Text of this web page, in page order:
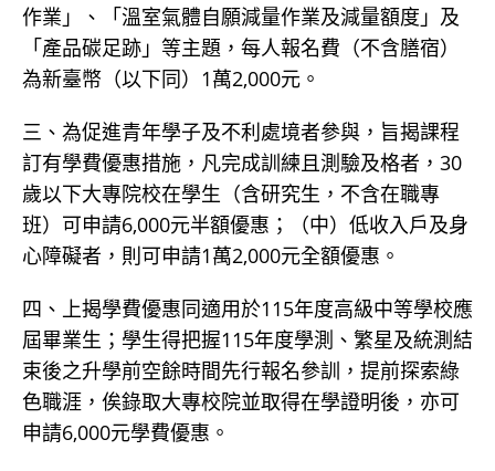
作業」、「溫室氣體自願減量作業及減量額度」及
「產品碳足跡」等主題，每人報名費（不含膳宿）
為新臺幣（以下同）1萬2,000元。
三、為促進青年學子及不利處境者參與，旨揭課程
訂有學費優惠措施，凡完成訓練且測驗及格者，30
歲以下大專院校在學生（含研究生，不含在職專
班）可申請6,000元半額優惠；（中）低收入戶及身
心障礙者，則可申請1萬2,000元全額優惠。
四、上揭學費優惠同適用於115年度高級中等學校應
屆畢業生；學生得把握115年度學測、繁星及統測結
束後之升學前空餘時間先行報名參訓，提前探索綠
色職涯，俟錄取大專校院並取得在學證明後，亦可
申請6,000元學費優惠。